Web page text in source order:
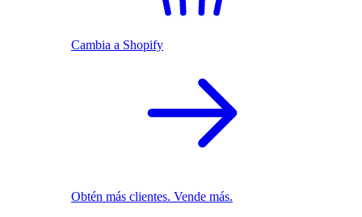
Cambia a Shopify
Obtén más clientes. Vende más.